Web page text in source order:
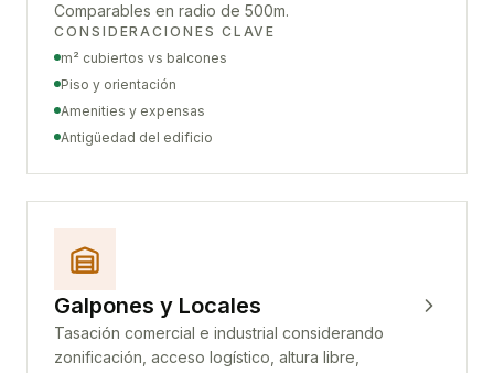
Comparables en radio de 500m.
CONSIDERACIONES CLAVE
m² cubiertos vs balcones
Piso y orientación
Amenities y expensas
Antigüedad del edificio
Galpones y Locales
Tasación comercial e industrial considerando
zonificación, acceso logístico, altura libre,